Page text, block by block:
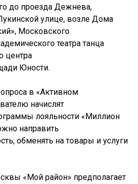
до проезда Дежнева,
улице, возле Дома
Московского
театра танца
центра
Юности.
в «Активном
начислят
лояльности «Миллион
направить
обменять на товары и услуги
«Мой район» предполагает